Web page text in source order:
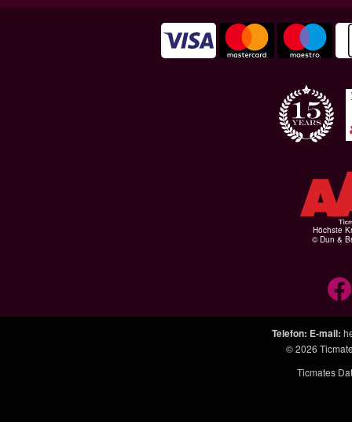
Höchste
© Dun &
Telefon: E-mail:
© 2026
Ticmates